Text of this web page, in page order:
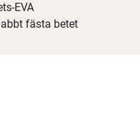
EVA
fästa betet